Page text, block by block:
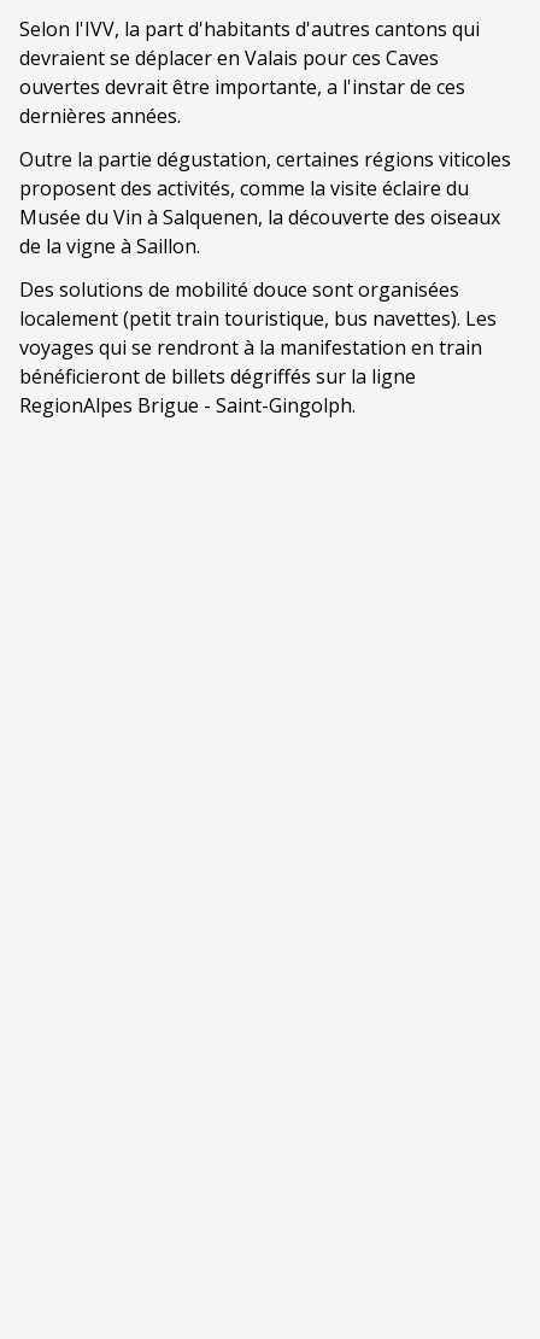
Selon l'IVV, la part d'habitants d'autres cantons qui
devraient se déplacer en Valais pour ces Caves
ouvertes devrait être importante, a l'instar de ces
dernières années.
Outre la partie dégustation, certaines régions viticoles
proposent des activités, comme la visite éclaire du
Musée du Vin à Salquenen, la découverte des oiseaux
de la vigne à Saillon.
Des solutions de mobilité douce sont organisées
localement (petit train touristique, bus navettes). Les
voyages qui se rendront à la manifestation en train
bénéficieront de billets dégriffés sur la ligne
RegionAlpes Brigue - Saint-Gingolph.